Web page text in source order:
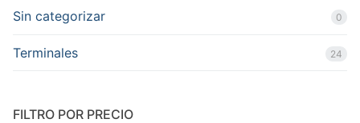
Sin categorizar 0
Terminales 24
FILTRO POR PRECIO